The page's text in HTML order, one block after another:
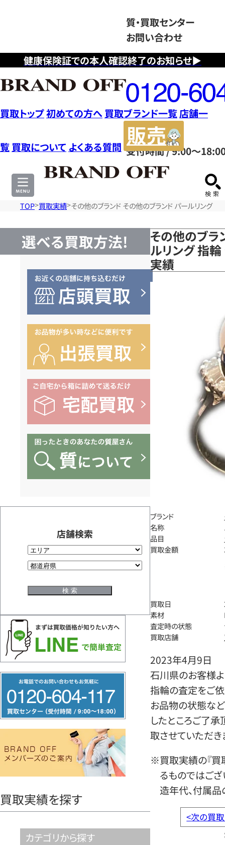
健康保険証での本人確認終了のお知らせ▶
質・買取センター
お問い合わせ
フ
リ
ー
ダ
イ
ヤ
ル
0120604117
受付時間 / 9:00～
買取トップ初めての方へ 買取ブランド一覧店舗一
覧 買取について よくある質問
サ
TOP 買取実績 その他のブランド その他のブランド パールリング
選べる買取方法!
店舗検索
リ
ー
ヤ
買取実績を探す
カテゴリから探す
その他のブラ
ルリング 指
実績
ブランド
名称
品目
買取金額
買取日
素材
査定時の状態
買取店舗
2023年4月9日
石川県のお客様よ
指輪の査定をご
お品物の状態など
したところご了
取させていただき
※買取実績の『買
るものではござ
造年代、付属品
<次の買